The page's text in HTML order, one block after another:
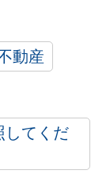
動産
してくだ